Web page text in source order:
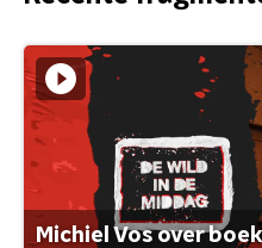
Michiel Vos over